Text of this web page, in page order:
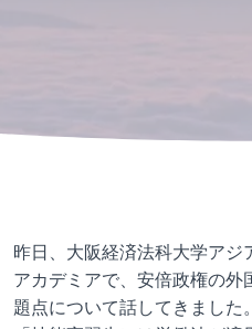
昨日、大阪経済法科大学ア
アカデミアで、安倍政権の
題点について話してきました。